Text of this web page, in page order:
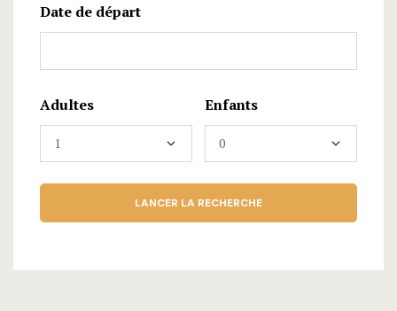
Date de départ
Adultes Enfants